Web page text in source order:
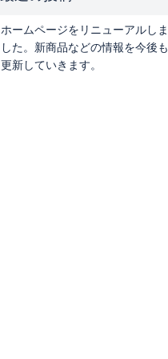
ホームページをリニューアルしま
した。新商品などの情報を今後も
更新していきます。